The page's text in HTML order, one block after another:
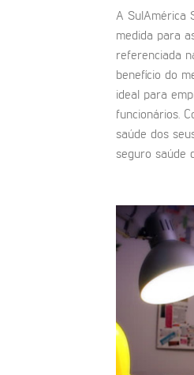
A SulAmérica
medida para
referenciada
benefício do
ideal para
funcionários.
saúde dos
seguro saúde